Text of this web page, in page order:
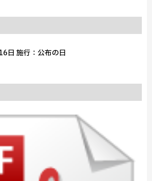
日 施行：公布の日